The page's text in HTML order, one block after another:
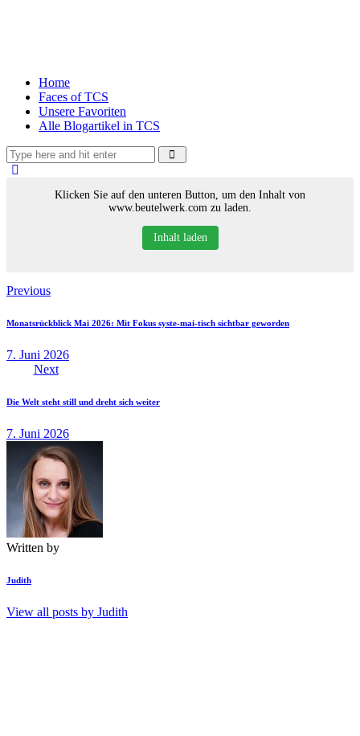
Home
Faces of TCS
Unsere Favoriten
Alle Blogartikel in TCS
Klicken Sie auf den unteren Button, um den Inhalt von
www.beutelwerk.com zu laden.
Inhalt laden
Beitragsnavigation
Previous
Monatsrückblick Mai 2026: Mit Fokus syste-mai-tisch sichtbar geworden
7. Juni 2026
Next
Die Welt steht still und dreht sich weiter
7. Juni 2026
Written by
Judith
View all posts by Judith